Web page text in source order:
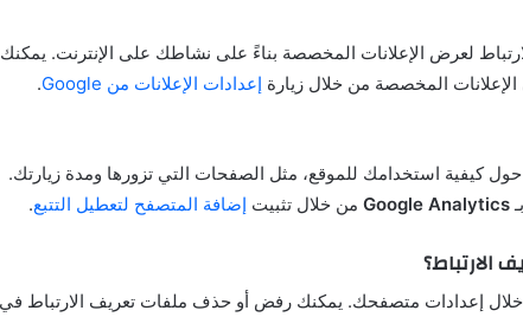
لعرض الإعلانات المخصصة بناءً على نشاطك على الإنترنت. يمكنك
الإعلانات المخصصة من خلال زيارة إعدادات الإعلانات من Google .
كيفية استخدامك للموقع، مثل الصفحات التي تزورها ومدة زيارتك.
Google Analytics من خلال تثبيت إضافة المتصفح لتعطيل التتبع.
إعدادات متصفحك. يمكنك رفض أو حذف ملفات تعريف الارتباط في